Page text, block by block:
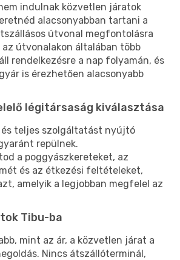
indulnak közvetlen járatok
alacsonyabban tartani a
útvonal megfontolásra
az útvonalakon általában több
rendelkezésre a nap folyamán, és
is érezhetően alacsonyabb
légitársaság kiválasztása
teljes szolgáltatást nyújtó
repülnek.
a poggyászkereteket, az
és az étkezési feltételeket,
amelyik a legjobban megfelel az
Tibu-ba
mint az ár, a közvetlen járat a
Nincs átszállóterminál,